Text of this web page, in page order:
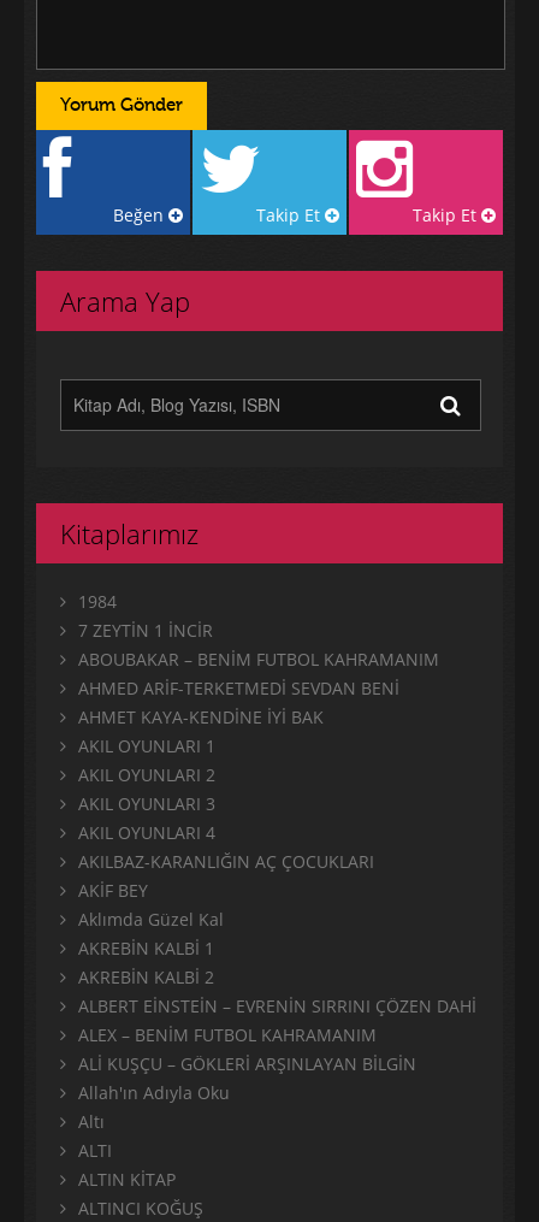
Beğen Takip Et Takip Et
Arama Yap
Kitaplarımız
1984
7 ZEYTİN 1 İNCİR
ABOUBAKAR – BENİM FUTBOL KAHRAMANIM
AHMED ARİF-TERKETMEDİ SEVDAN BENİ
AHMET KAYA-KENDİNE İYİ BAK
AKIL OYUNLARI 1
AKIL OYUNLARI 2
AKIL OYUNLARI 3
AKIL OYUNLARI 4
AKILBAZ-KARANLIĞIN AÇ ÇOCUKLARI
AKİF BEY
Aklımda Güzel Kal
AKREBİN KALBİ 1
AKREBİN KALBİ 2
ALBERT EİNSTEİN – EVRENİN SIRRINI ÇÖZEN DAHİ
ALEX – BENİM FUTBOL KAHRAMANIM
ALİ KUŞÇU – GÖKLERİ ARŞINLAYAN BİLGİN
Allah'ın Adıyla Oku
Altı
ALTI
ALTIN KİTAP
ALTINCI KOĞUŞ